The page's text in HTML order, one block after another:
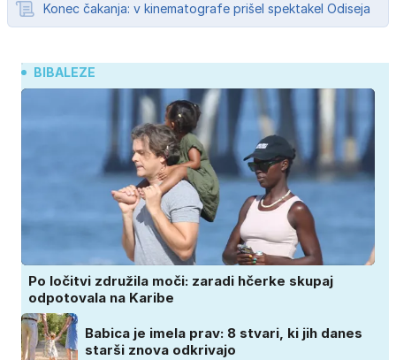
Konec čakanja: v kinematografe prišel spektakel Odiseja
BIBALEZE
Po ločitvi združila moči: zaradi hčerke skupaj
odpotovala na Karibe
Babica je imela prav: 8 stvari, ki jih danes
starši znova odkrivajo